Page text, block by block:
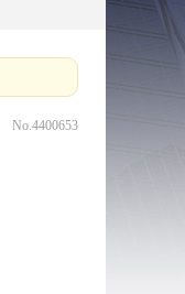
No.4400653